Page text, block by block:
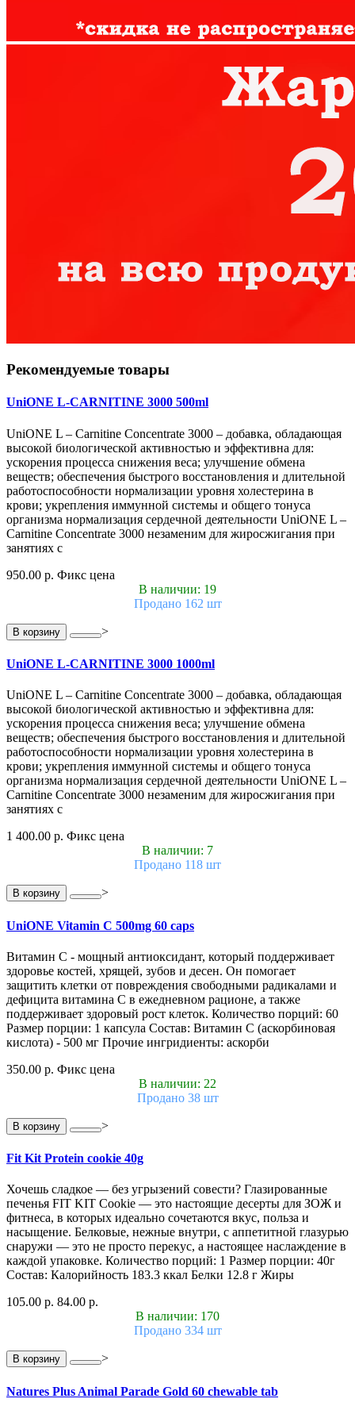
Рекомендуемые товары
UniONE L-CARNITINE 3000 500ml
UniONE L – Carnitine Concentrate 3000 – добавка, обладающая
высокой биологической активностью и эффективна для:
ускорения процесса снижения веса; улучшение обмена
веществ; обеспечения быстрого восстановления и длительной
работоспособности нормализации уровня холестерина в
крови; укрепления иммунной системы и общего тонуса
организма нормализация сердечной деятельности UniONE L –
Carnitine Concentrate 3000 незаменим для жиросжигания при
занятиях с
950.00 р. Фикс цена
В наличии: 19
Продано 162 шт
В корзину >
UniONE L-CARNITINE 3000 1000ml
UniONE L – Carnitine Concentrate 3000 – добавка, обладающая
высокой биологической активностью и эффективна для:
ускорения процесса снижения веса; улучшение обмена
веществ; обеспечения быстрого восстановления и длительной
работоспособности нормализации уровня холестерина в
крови; укрепления иммунной системы и общего тонуса
организма нормализация сердечной деятельности UniONE L –
Carnitine Concentrate 3000 незаменим для жиросжигания при
занятиях с
1 400.00 р. Фикс цена
В наличии: 7
Продано 118 шт
В корзину >
UniONE Vitamin С 500mg 60 caps
Витамин С - мощный антиоксидант, который поддерживает
здоровье костей, хрящей, зубов и десен. Он помогает
защитить клетки от повреждения свободными радикалами и
дефицита витамина С в ежедневном рационе, а также
поддерживает здоровый рост клеток. Количество порций: 60
Размер порции: 1 капсула Состав: Витамин С (аскорбиновая
кислота) - 500 мг Прочие ингридиенты: аскорби
350.00 р. Фикс цена
В наличии: 22
Продано 38 шт
В корзину >
Fit Kit Protein cookie 40g
Хочешь сладкое — без угрызений совести? Глазированные
печенья FIT KIT Cookie — это настоящие десерты для ЗОЖ и
фитнеса, в которых идеально сочетаются вкус, польза и
насыщение. Белковые, нежные внутри, с аппетитной глазурью
снаружи — это не просто перекус, а настоящее наслаждение в
каждой упаковке. Количество порций: 1 Размер порции: 40г
Состав: Калорийность 183.3 ккал Белки 12.8 г Жиры
105.00 р. 84.00 р.
В наличии: 170
Продано 334 шт
В корзину >
Natures Plus Animal Parade Gold 60 chewable tab